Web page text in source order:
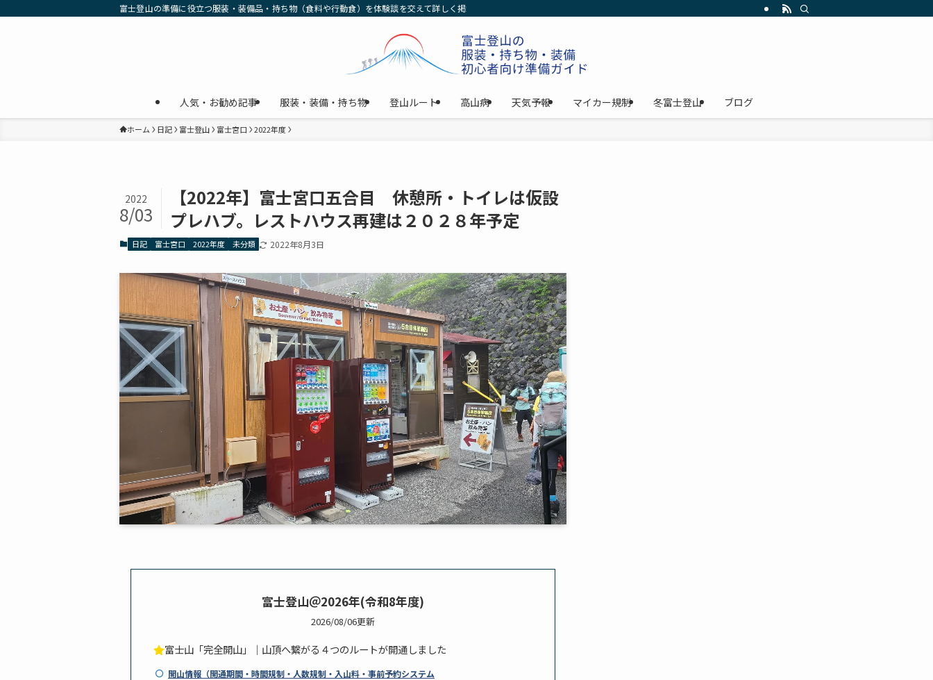
富士登山の準備に役立つ服装・装備品・持ち物（食料や行動食）を体験談を交えて詳しく掲載中！女性の初心者の方でもわかるようにレインウェア・雨具、登山靴、ザック・リュック、ヘッドライト、Ｔシャツの
人気・お勧め記事 服装・装備・持ち物 登山ルート 高山病 天気予報 マイカー規制 冬富士登山 ブログ
ホーム 日記 富士登山 富士宮口 2022年度
【2022年】富士宮口五合目 休憩所・トイレは仮設
プレハブ。レストハウス再建は２０２８年予定
2022
8/03
日記 富士宮口 2022年度 未分類 2022年8月3日
富士登山＠2026年(令和8年度)
2026/08/06更新
富士山「完全開山」｜山頂へ繋がる４つのルートが開通しました
開山情報（開通期間・時間規制・人数規制・入山料・事前予約システム